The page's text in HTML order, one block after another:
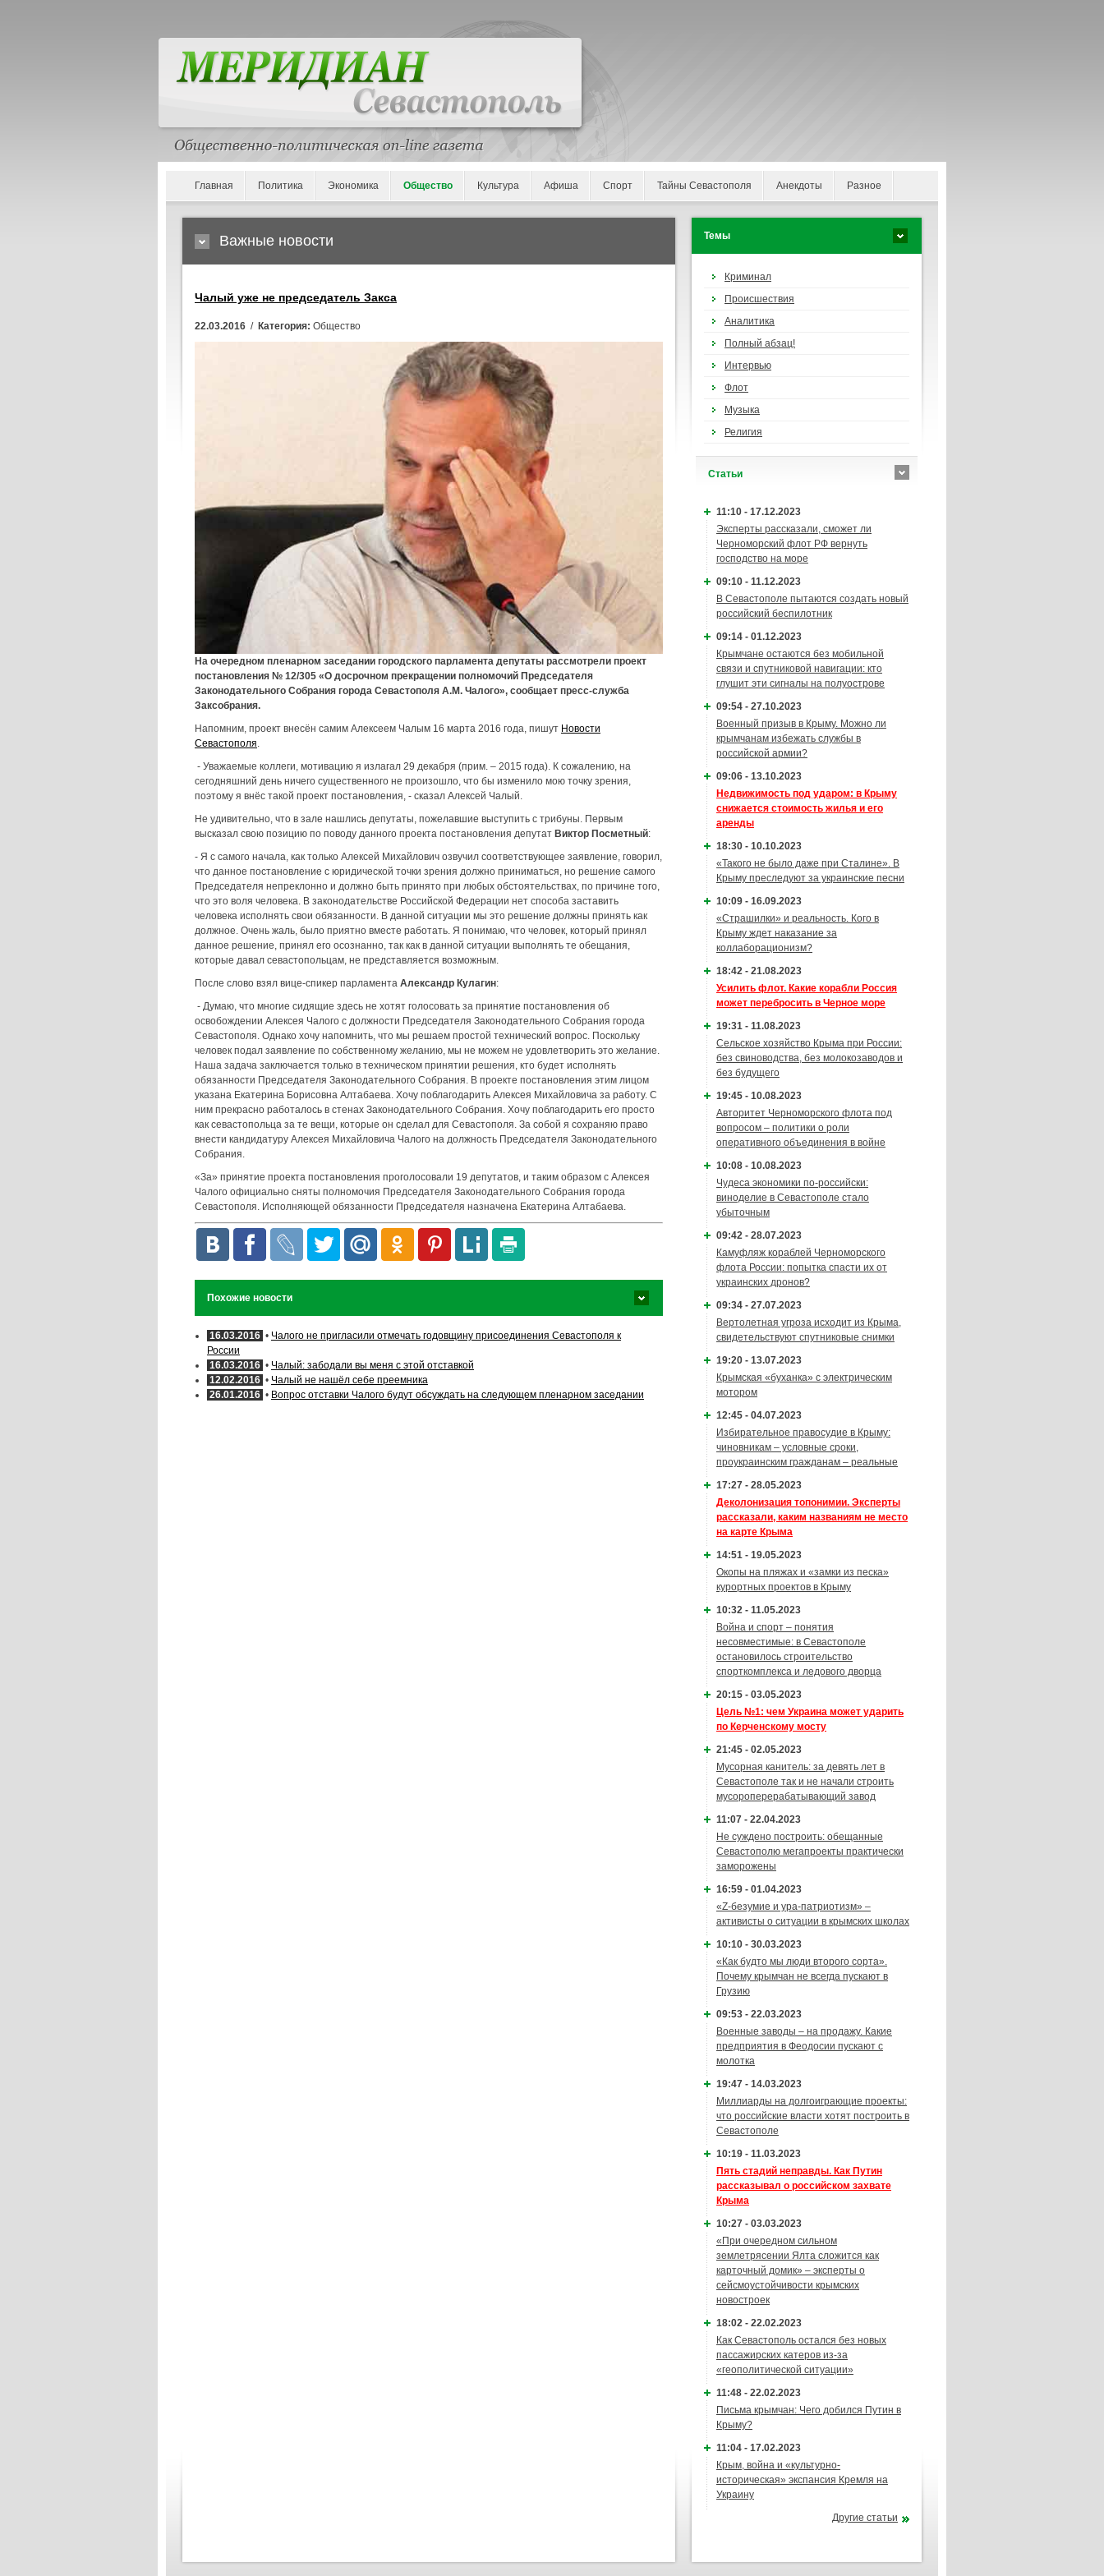
Главная Политика Экономика Общество Культура Афиша Спорт Тайны Севастополя Анекдоты Разное
Важные новости
Чалый уже не председатель Закса
22.03.2016 / Категория: Общество
На очередном пленарном заседании городского парламента депутаты рассмотрели проект
постановления № 12/305 «О досрочном прекращении полномочий Председателя
Законодательного Собрания города Севастополя А.М. Чалого», сообщает пресс-служба
Заксобрания.
Напомним, проект внесён самим Алексеем Чалым 16 марта 2016 года, пишут Новости
Севастополя.
- Уважаемые коллеги, мотивацию я излагал 29 декабря (прим. – 2015 года). К сожалению, на
сегодняшний день ничего существенного не произошло, что бы изменило мою точку зрения,
поэтому я внёс такой проект постановления, - сказал Алексей Чалый.
Не удивительно, что в зале нашлись депутаты, пожелавшие выступить с трибуны. Первым
высказал свою позицию по поводу данного проекта постановления депутат Виктор Посметный:
- Я с самого начала, как только Алексей Михайлович озвучил соответствующее заявление, говорил,
что данное постановление с юридической точки зрения должно приниматься, но решение самого
Председателя непреклонно и должно быть принято при любых обстоятельствах, по причине того,
что это воля человека. В законодательстве Российской Федерации нет способа заставить
человека исполнять свои обязанности. В данной ситуации мы это решение должны принять как
должное. Очень жаль, было приятно вместе работать. Я понимаю, что человек, который принял
данное решение, принял его осознанно, так как в данной ситуации выполнять те обещания,
которые давал севастопольцам, не представляется возможным.
После слово взял вице-спикер парламента Александр Кулагин:
- Думаю, что многие сидящие здесь не хотят голосовать за принятие постановления об
освобождении Алексея Чалого с должности Председателя Законодательного Собрания города
Севастополя. Однако хочу напомнить, что мы решаем простой технический вопрос. Поскольку
человек подал заявление по собственному желанию, мы не можем не удовлетворить это желание.
Наша задача заключается только в техническом принятии решения, кто будет исполнять
обязанности Председателя Законодательного Собрания. В проекте постановления этим лицом
указана Екатерина Борисовна Алтабаева. Хочу поблагодарить Алексея Михайловича за работу. С
ним прекрасно работалось в стенах Законодательного Собрания. Хочу поблагодарить его просто
как севастопольца за те вещи, которые он сделал для Севастополя. За собой я сохраняю право
внести кандидатуру Алексея Михайловича Чалого на должность Председателя Законодательного
Собрания.
«За» принятие проекта постановления проголосовали 19 депутатов, и таким образом с Алексея
Чалого официально сняты полномочия Председателя Законодательного Собрания города
Севастополя. Исполняющей обязанности Председателя назначена Екатерина Алтабаева.
Похожие новости
16.03.2016 • Чалого не пригласили отмечать годовщину присоединения Севастополя к
России
16.03.2016 • Чалый: забодали вы меня с этой отставкой
12.02.2016 • Чалый не нашёл себе преемника
26.01.2016 • Вопрос отставки Чалого будут обсуждать на следующем пленарном заседании
Темы
Криминал
Происшествия
Аналитика
Полный абзац!
Интервью
Флот
Музыка
Религия
Cтатьи
11:10 - 17.12.2023
Эксперты рассказали, сможет ли
Черноморский флот РФ вернуть
господство на море
09:10 - 11.12.2023
В Севастополе пытаются создать новый
российский беспилотник
09:14 - 01.12.2023
Крымчане остаются без мобильной
связи и спутниковой навигации: кто
глушит эти сигналы на полуострове
09:54 - 27.10.2023
Военный призыв в Крыму. Можно ли
крымчанам избежать службы в
российской армии?
09:06 - 13.10.2023
Недвижимость под ударом: в Крыму
снижается стоимость жилья и его
аренды
18:30 - 10.10.2023
«Такого не было даже при Сталине». В
Крыму преследуют за украинские песни
10:09 - 16.09.2023
«Страшилки» и реальность. Кого в
Крыму ждет наказание за
коллаборационизм?
18:42 - 21.08.2023
Усилить флот. Какие корабли Россия
может перебросить в Черное море
19:31 - 11.08.2023
Сельское хозяйство Крыма при России:
без свиноводства, без молокозаводов и
без будущего
19:45 - 10.08.2023
Авторитет Черноморского флота под
вопросом – политики о роли
оперативного объединения в войне
10:08 - 10.08.2023
Чудеса экономики по-российски:
виноделие в Севастополе стало
убыточным
09:42 - 28.07.2023
Камуфляж кораблей Черноморского
флота России: попытка спасти их от
украинских дронов?
09:34 - 27.07.2023
Вертолетная угроза исходит из Крыма,
свидетельствуют спутниковые снимки
19:20 - 13.07.2023
Крымская «буханка» с электрическим
мотором
12:45 - 04.07.2023
Избирательное правосудие в Крыму:
чиновникам – условные сроки,
проукраинским гражданам – реальные
17:27 - 28.05.2023
Деколонизация топонимии. Эксперты
рассказали, каким названиям не место
на карте Крыма
14:51 - 19.05.2023
Окопы на пляжах и «замки из песка»
курортных проектов в Крыму
10:32 - 11.05.2023
Война и спорт – понятия
несовместимые: в Севастополе
остановилось строительство
спорткомплекса и ледового дворца
20:15 - 03.05.2023
Цель №1: чем Украина может ударить
по Керченскому мосту
21:45 - 02.05.2023
Мусорная канитель: за девять лет в
Севастополе так и не начали строить
мусороперерабатывающий завод
11:07 - 22.04.2023
Не суждено построить: обещанные
Севастополю мегапроекты практически
заморожены
16:59 - 01.04.2023
«Z-безумие и ура-патриотизм» –
активисты о ситуации в крымских школах
10:10 - 30.03.2023
«Как будто мы люди второго сорта».
Почему крымчан не всегда пускают в
Грузию
09:53 - 22.03.2023
Военные заводы – на продажу. Какие
предприятия в Феодосии пускают с
молотка
19:47 - 14.03.2023
Миллиарды на долгоиграющие проекты:
что российские власти хотят построить в
Севастополе
10:19 - 11.03.2023
Пять стадий неправды. Как Путин
рассказывал о российском захвате
Крыма
10:27 - 03.03.2023
«При очередном сильном
землетрясении Ялта сложится как
карточный домик» – эксперты о
сейсмоустойчивости крымских
новостроек
18:02 - 22.02.2023
Как Севастополь остался без новых
пассажирских катеров из-за
«геополитической ситуации»
11:48 - 22.02.2023
Письма крымчан: Чего добился Путин в
Крыму?
11:04 - 17.02.2023
Крым, война и «культурно-
историческая» экспансия Кремля на
Украину
Другие статьи